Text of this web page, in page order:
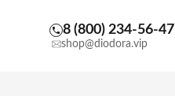
8 (800) 234-56-47
shop@diodora.vip